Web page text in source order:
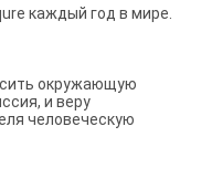
каждый год в мире.
окружающую
и веру
человеческую